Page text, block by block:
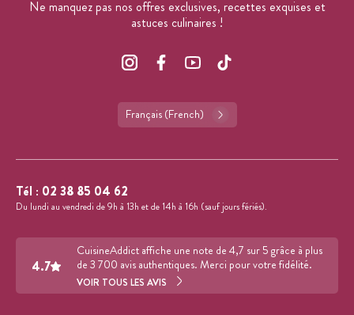
Ne manquez pas nos offres exclusives, recettes exquises et
astuces culinaires !
Français (French)
Tél : 02 38 85 04 62
Du lundi au vendredi de 9h à 13h et de 14h à 16h (sauf jours fériés).
4.7
CuisineAddict affiche une note de 4,7 sur 5 grâce à plus
de 3 700 avis authentiques. Merci pour votre fidélité.
VOIR TOUS LES AVIS